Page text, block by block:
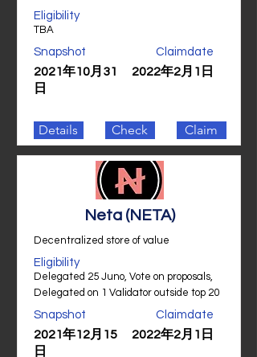
Eligibility
TBA
Snapshot
2021年10月31
日
Claimdate
2022年2月1日
Details Check Claim
Neta (NETA)
Decentralized store of value
Eligibility
Delegated 25 Juno, Vote on proposals,
Delegated on 1 Validator outside top 20
Snapshot
2021年12月15
日
Claimdate
2022年2月1日